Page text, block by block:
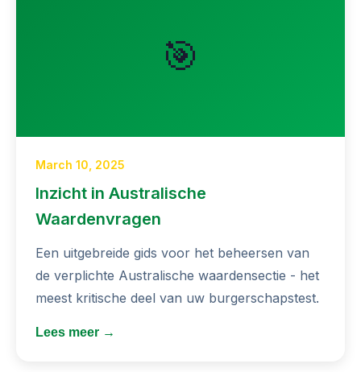
🎯
March 10, 2025
Inzicht in Australische
Waardenvragen
Een uitgebreide gids voor het beheersen van
de verplichte Australische waardensectie - het
meest kritische deel van uw burgerschapstest.
Lees meer →